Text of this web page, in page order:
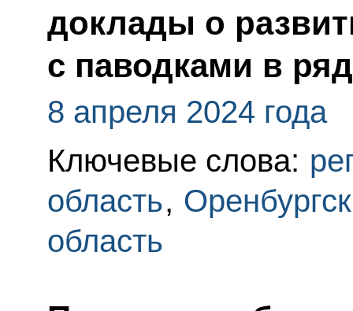
доклады о
с паводками в
8 апреля 2024 года
Ключевые слова:
область,
область